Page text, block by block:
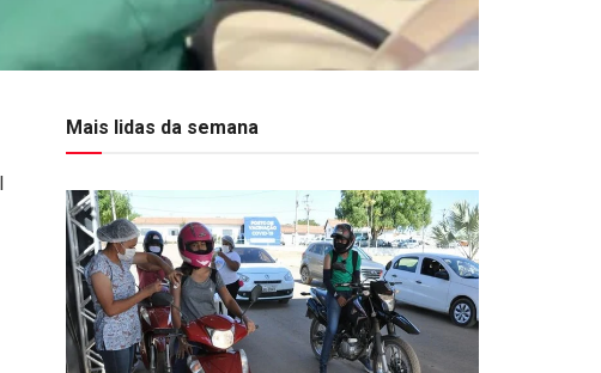
Mais lidas da semana